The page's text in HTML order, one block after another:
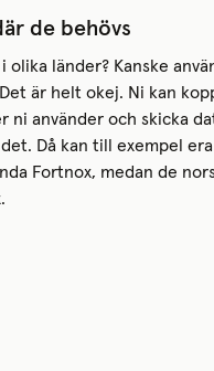
de behövs
olika länder? Kanske
är helt okej. Ni kan
ni använder och skicka
Då kan till exempel era
Fortnox, medan de